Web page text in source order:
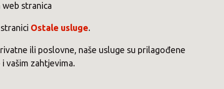
stranica
Ostale usluge.
ili poslovne, naše usluge su prilagođene
vašim zahtjevima.